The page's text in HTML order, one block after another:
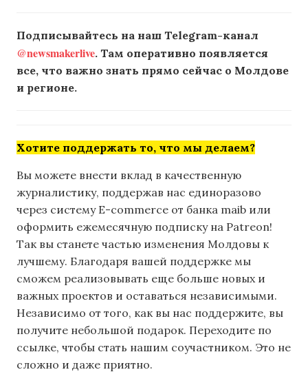
Подписывайтесь на наш Telegram-канал
@newsmakerlive. Там оперативно появляется
все, что важно знать прямо сейчас о Молдове
и регионе.
Хотите поддержать то, что мы делаем?
Вы можете внести вклад в качественную
журналистику, поддержав нас единоразово
через систему E-commerce от банка maib или
оформить ежемесячную подписку на Patreon!
Так вы станете частью изменения Молдовы к
лучшему. Благодаря вашей поддержке мы
сможем реализовывать еще больше новых и
важных проектов и оставаться независимыми.
Независимо от того, как вы нас поддержите, вы
получите небольшой подарок. Переходите по
ссылке, чтобы стать нашим соучастником. Это не
сложно и даже приятно.